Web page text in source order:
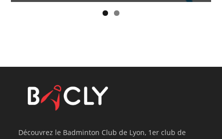
Découvrez le Badminton Club de Lyon, 1er club de